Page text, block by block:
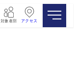
対象者別 アクセス